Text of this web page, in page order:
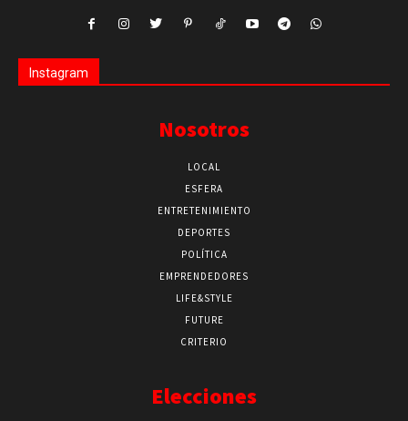
Instagram
Nosotros
LOCAL
ESFERA
ENTRETENIMIENTO
DEPORTES
POLÍTICA
EMPRENDEDORES
LIFE&STYLE
FUTURE
CRITERIO
Elecciones